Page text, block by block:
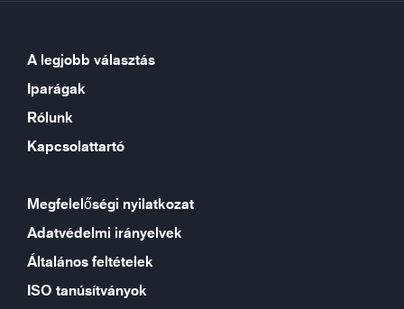
A legjobb választás
Iparágak
Rólunk
Kapcsolattartó
Megfelelőségi nyilatkozat
Adatvédelmi irányelvek
Általános feltételek
ISO tanúsítványok